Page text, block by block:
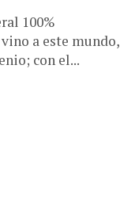
100%
a este mundo,
con el...